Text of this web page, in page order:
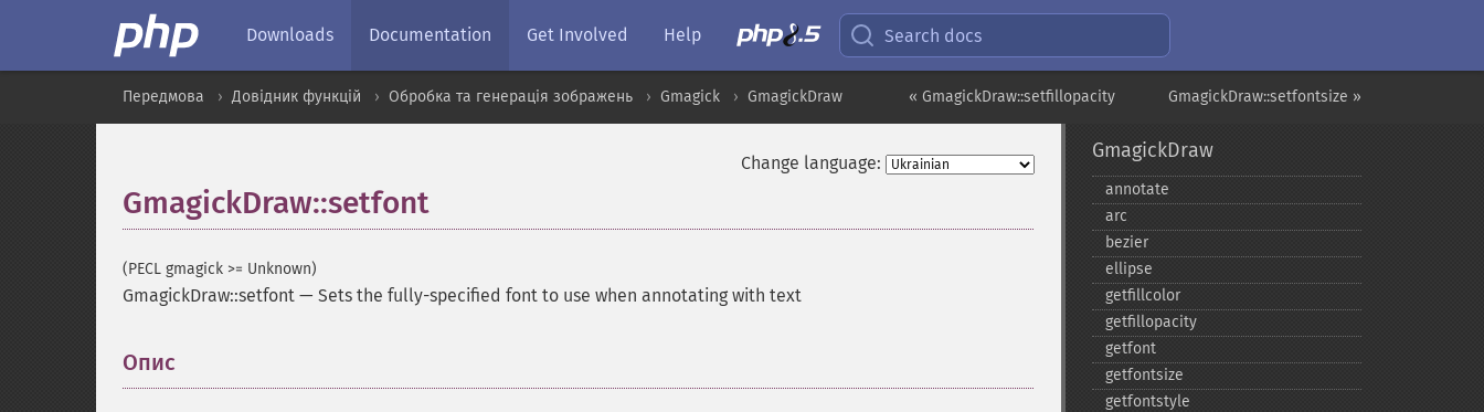
Downloads Documentation Get Involved Help Search docs
GmagickDraw::setfontsize »
« GmagickDraw::setfillopacity
Передмова Довідник функцій Обробка та генерація зображень Gmagick GmagickDraw
Change language:
GmagickDraw::setfont
(PECL gmagick >= Unknown)
GmagickDraw::setfont — Sets the fully-specified font to use when annotating with text
Опис
GmagickDraw
annotate
arc
bezier
ellipse
getfillcolor
getfillopacity
getfont
getfontsize
getfontstyle